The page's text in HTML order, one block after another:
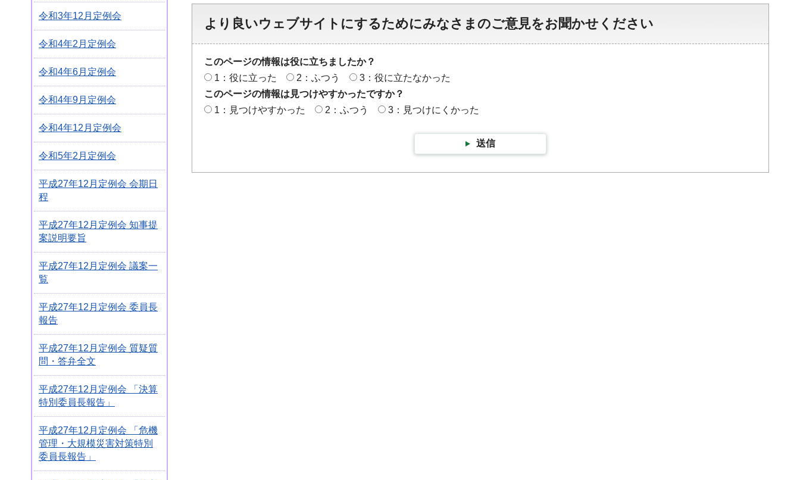
令和3年12月定例会
令和4年2月定例会
令和4年6月定例会
令和4年9月定例会
令和4年12月定例会
令和5年2月定例会
平成27年12月定例会 会期日
程
平成27年12月定例会 知事提
案説明要旨
平成27年12月定例会 議案一
覧
平成27年12月定例会 委員長
報告
平成27年12月定例会 質疑質
問・答弁全文
平成27年12月定例会 「決算
特別委員長報告」
平成27年12月定例会 「危機
管理・大規模災害対策特別
委員長報告」
より良いウェブサイトにするためにみなさまのご意見をお聞かせください
このページの情報は役に立ちましたか？
1：役に立った
2：ふつう
3：役に立たなかった
このページの情報は見つけやすかったですか？
1：見つけやすかった
2：ふつう 3：見つけにくかった
送信